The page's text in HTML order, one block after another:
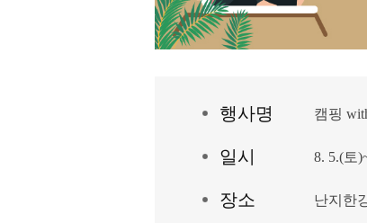
행사명 캠핑
일시 8. 5.(토
장소 난지한